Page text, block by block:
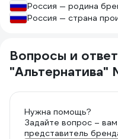
Россия — родина
Россия — страна
Вопросы и
"Альтернатива"
Нужна помощь?
Задайте вопрос –
представитель